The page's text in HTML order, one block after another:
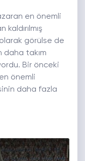
en önemli
görülse de
daha takım
Bir önceki
önemli
daha fazla